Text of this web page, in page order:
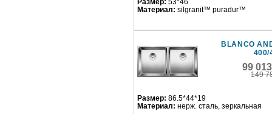
Размер: 53*46
Материал: silgranit™ puradur™
BLANCO
400/
99
149
Размер: 86.5*44*19
Материал: нерж. сталь, зеркальная